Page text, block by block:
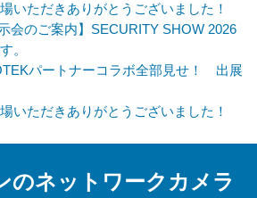
請求について】
情報の「利用目的の通知」「開示」「訂
用又は提供の拒否」の請求に応じており
場合は、当社「個人情報窓口」までお知
については本人の任意です。ただし、
いただきありがとうございました！
示会のご案内】SECURITY SHOW 2026
。
パートナーコラボ全部見せ！ 出展
いただきありがとうございました！
のネットワークカメラ